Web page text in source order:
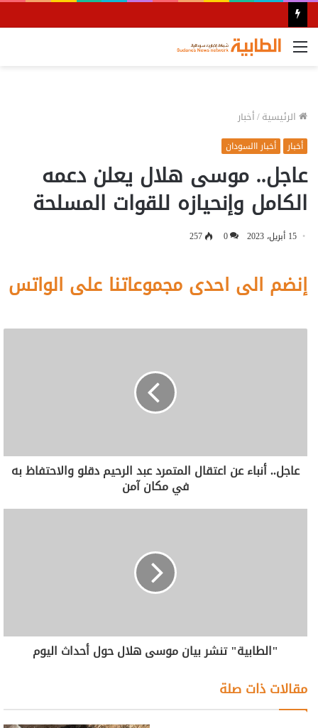
القائمة
الرئيسية/أخبار
أخبار أخبار االسودان
عاجل.. موسى هلال يعلن دعمه
الكامل وإنحيازه للقوات المسلحة
15 أبريل، 2023 0
257
إنضم الى احدى مجموعاتنا على الواتس
عاجل.. أنباء عن اعتقال المتمرد عبد الرحيم دقلو والاحتفاظ به
في مكان آمن
"الطابية" تنشر بيان موسى هلال حول أحداث اليوم
مقالات ذات صلة